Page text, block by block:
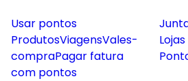
Usar pontos
ProdutosViagensVales-
compraPagar fatura
com pontos